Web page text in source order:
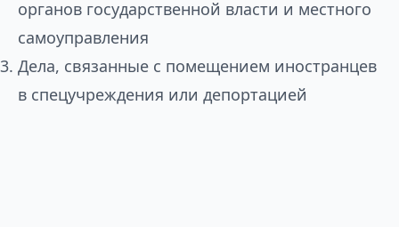
органов государственной власти и местного
самоуправления
Дела, связанные с помещением иностранцев
в спецучреждения или депортацией